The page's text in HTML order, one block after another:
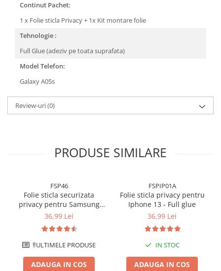
Continut Pachet:
1 x Folie sticla Privacy + 1x Kit montare folie
Tehnologie :
Full Glue (adeziv pe toata suprafata)
Model Telefon:
Galaxy A05s
Review-uri(0)
PRODUSE SIMILARE
FSP46
Folie sticla securizata
privacy pentru Samsung
Galaxy A56 5G cu Kit
Aplicare Rapida si Usoara
36,99 Lei
‼️ULTIMELE PRODUSE
ADAUGA IN COS
FSPIP01A
Folie sticla privacy pentru
Iphone 13 - Full glue
36,99 Lei
IN STOC
ADAUGA IN COS